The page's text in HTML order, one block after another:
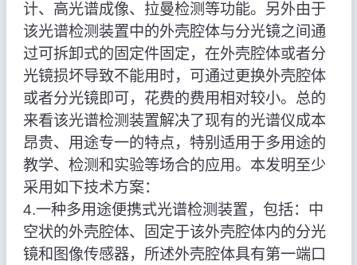
计、高光谱成像、拉曼检测等功能。另外由于
该光谱检测装置中的外壳腔体与分光镜之间通
过可拆卸式的固定件固定，在外壳腔体或者分
光镜损坏导致不能用时，可通过更换外壳腔体
或者分光镜即可，花费的费用相对较小。总的
来看该光谱检测装置解决了现有的光谱仪成本
昂贵、用途专一的特点，特别适用于多用途的
教学、检测和实验等场合的应用。本发明至少
采用如下技术方案：
4.一种多用途便携式光谱检测装置，包括：中
空状的外壳腔体、固定于该外壳腔体内的分光
镜和图像传感器，所述外壳腔体具有第一端口